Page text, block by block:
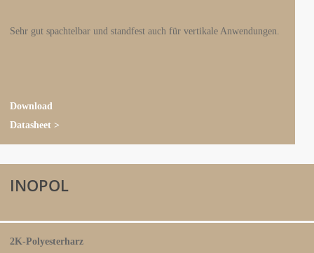
Sehr gut spachtelbar und standfest auch für vertikale Anwendungen.
Download
Datasheet >
INOPOL
2K-Polyesterharz